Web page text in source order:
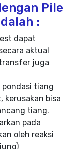
Pile
:
dapat
aktual
juga
pondasi tiang
kerusakan bisa
tiang.
pada
oleh reaksi